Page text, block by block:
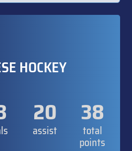
HOCKEY
20
assist
38
total
points